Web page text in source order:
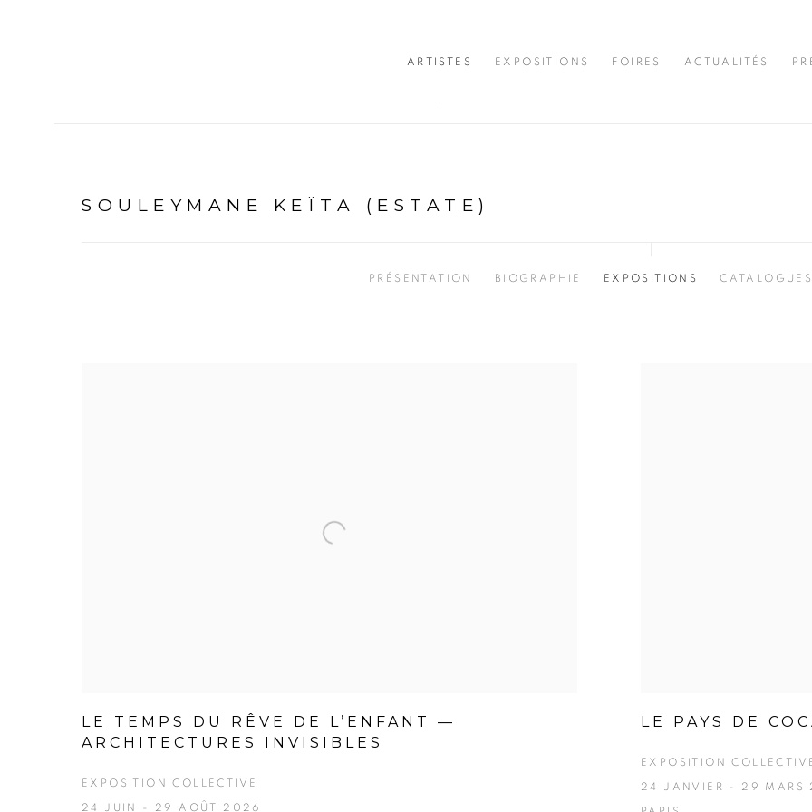
ARTISTES EXPOSITIONS FOIRES ACTUALITÉS
SOULEYMANE KEÏTA (ESTATE)
PRÉSENTATION BIOGRAPHIE EXPOSITIONS CATALOGUES
LE TEMPS DU RÊVE DE L’ENFANT —
ARCHITECTURES INVISIBLES
EXPOSITION COLLECTIVE
24 JUIN - 29 AOÛT 2026
LE PAYS DE
EXPOSITION
24 JANVIER - 29 MARS